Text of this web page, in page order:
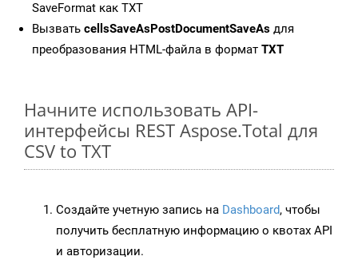
SaveFormat как TXT
Вызвать cellsSaveAsPostDocumentSaveAs для
преобразования HTML-файла в формат TXT
Начните использовать API-
интерфейсы REST Aspose.Total для
CSV to TXT
Создайте учетную запись на Dashboard, чтобы
получить бесплатную информацию о квотах API
и авторизации.